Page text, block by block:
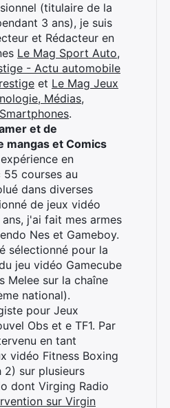
(titulaire de la
3 ans), je suis
et Rédacteur en
Le Mag Sport Auto,
- Actu automobile
et Le Mag Jeux
Médias,
.
et de
mangas et Comics
en
courses au
dans diverses
de jeux vidéo
j'ai fait mes armes
Nes et Gameboy.
sélectionné pour la
jeu vidéo Gamecube
Melee sur la chaîne
national).
pour Jeux
Obs et e TF1. Par
en tant
vidéo Fitness Boxing
sur plusieurs
dont Virging Radio
sur Virgin